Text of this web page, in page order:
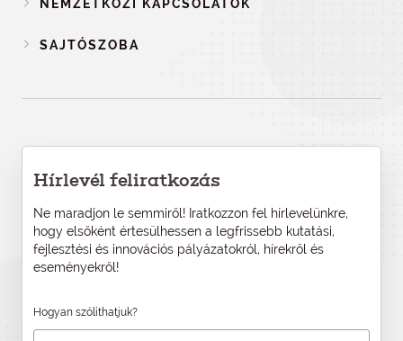
NEMZETKÖZI KAPCSOLATOK
SAJTÓSZOBA
Hírlevél feliratkozás
Ne maradjon le semmiről! Iratkozzon fel hírlevelünkre,
hogy elsőként értesülhessen a legfrissebb kutatási,
fejlesztési és innovációs pályázatokról, hírekről és
eseményekről!
Hogyan szólíthatjuk?